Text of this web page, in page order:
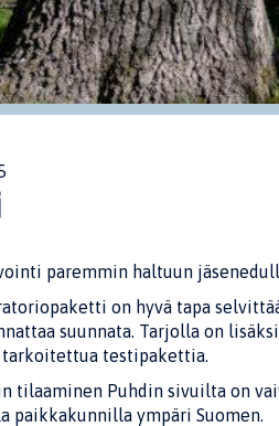
paremmin haltuun
on hyvä tapa
suunnata. Tarjolla on
testipakettia.
tilaaminen Puhdin sivuilta on
paikkakunnilla ympäri Suomen.